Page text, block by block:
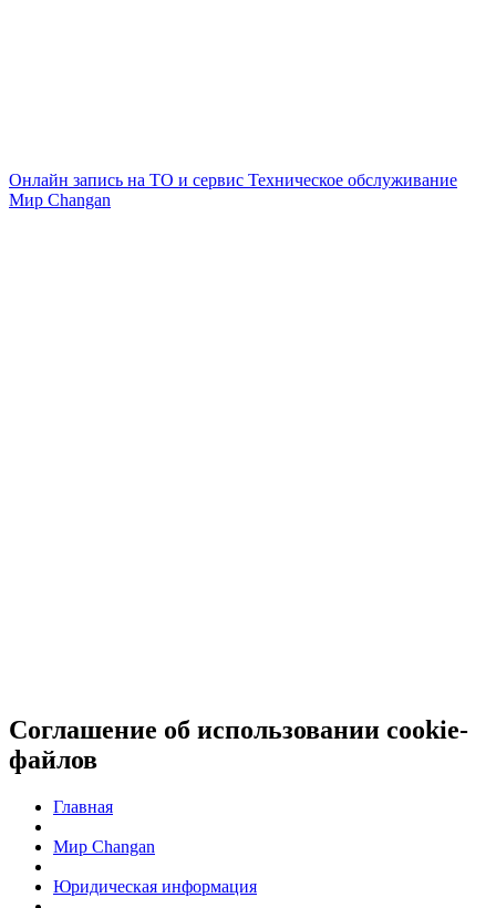
Онлайн запись на ТО и сервис Техническое обслуживание
Мир Changan
Соглашение об использовании cookie-
файлов
Главная
Мир Changan
Юридическая информация